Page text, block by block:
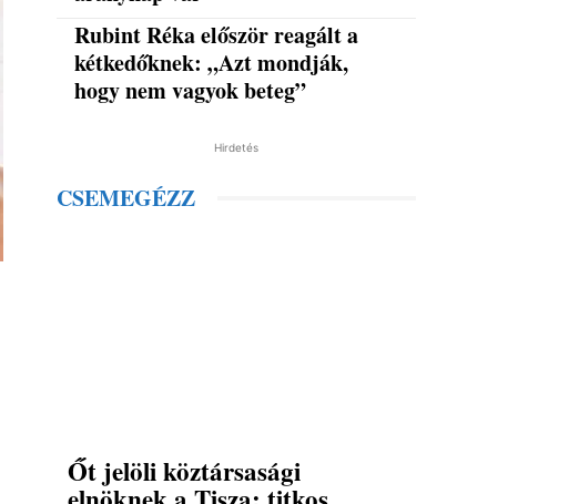
Rubint Réka először reagált a
kétkedőknek: „Azt mondják,
hogy nem vagyok beteg”
Hirdetés
CSEMEGÉZZ
Őt jelöli köztársasági